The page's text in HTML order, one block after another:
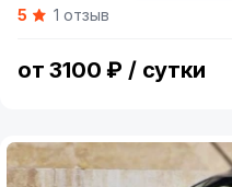
of5
1 отзыв
от 3100 ₽ / сутки